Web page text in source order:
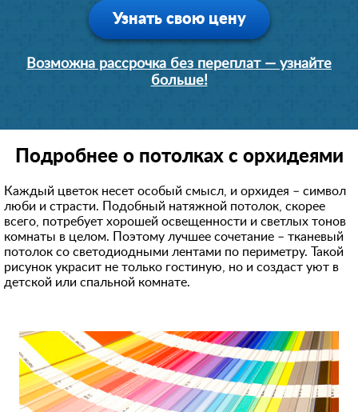
Узнать свою цену
Возможна рассрочка без переплат — узнайте
больше!
Подробнее о потолках с орхидеями
Каждый цветок несет особый смысл, и орхидея – символ
люби и страсти. Подобный натяжной потолок, скорее
всего, потребует хорошей освещенности и светлых тонов
комнаты в целом. Поэтому лучшее сочетание – тканевый
потолок со светодиодными лентами по периметру. Такой
рисунок украсит не только гостиную, но и создаст уют в
детской или спальной комнате.